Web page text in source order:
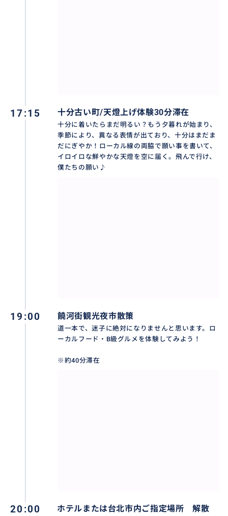
女性ドライバーを確約いたします。
17:15 十分古い町/天燈上げ体験30分滞在
十分に着いたらまだ明るい？もう夕暮れが始まり、
季節により、異なる表情が出ており、十分はまだま
だにぎやか！ローカル線の両脇で願い事を書いて、
イロイロな鮮やかな天燈を空に届く。飛んで行け、
僕たちの願い♪
19:00 饒河街観光夜市散策
道一本で、迷子に絶対になりませんと思います。ロ
ーカルフード・B級グルメを体験してみよう！
※約40分滞在
20:00 ホテルまたは台北市内ご指定場所 解散